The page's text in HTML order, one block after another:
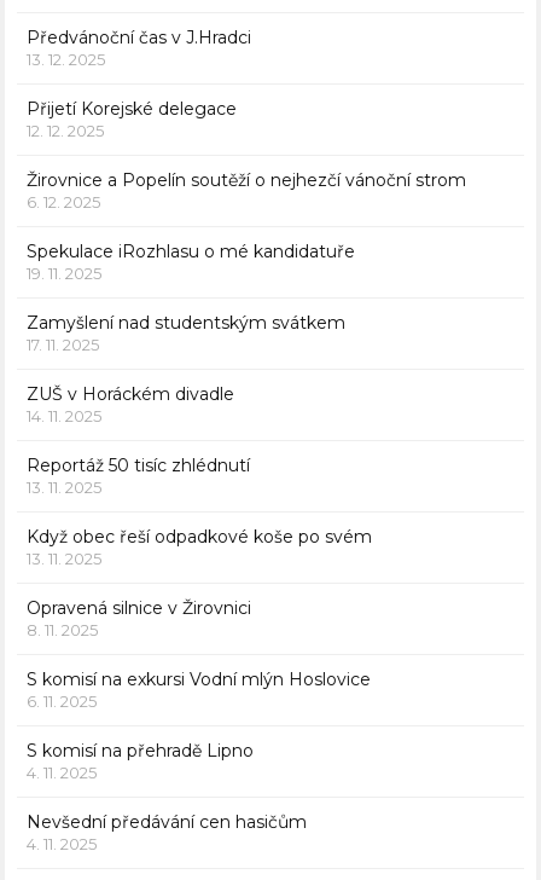
Předvánoční čas v J.Hradci
13. 12. 2025
Přijetí Korejské delegace
12. 12. 2025
Žirovnice a Popelín soutěží o nejhezčí vánoční strom
6. 12. 2025
Spekulace iRozhlasu o mé kandidatuře
19. 11. 2025
Zamyšlení nad studentským svátkem
17. 11. 2025
ZUŠ v Horáckém divadle
14. 11. 2025
Reportáž 50 tisíc zhlédnutí
13. 11. 2025
Když obec řeší odpadkové koše po svém
13. 11. 2025
Opravená silnice v Žirovnici
8. 11. 2025
S komisí na exkursi Vodní mlýn Hoslovice
6. 11. 2025
S komisí na přehradě Lipno
4. 11. 2025
Nevšední předávání cen hasičům
4. 11. 2025